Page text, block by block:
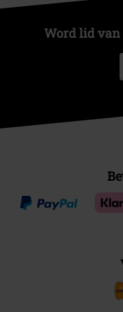
Word lid